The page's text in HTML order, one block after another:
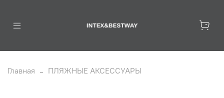
Главная ПЛЯЖНЫЕ АКСЕССУАРЫ